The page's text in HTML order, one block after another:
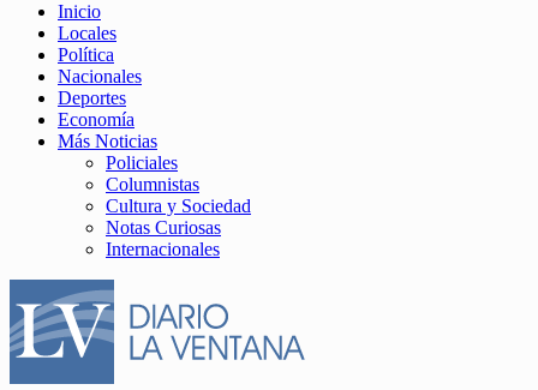
Inicio
Locales
Política
Nacionales
Deportes
Economía
Más Noticias
Policiales
Columnistas
Cultura y Sociedad
Notas Curiosas
Internacionales